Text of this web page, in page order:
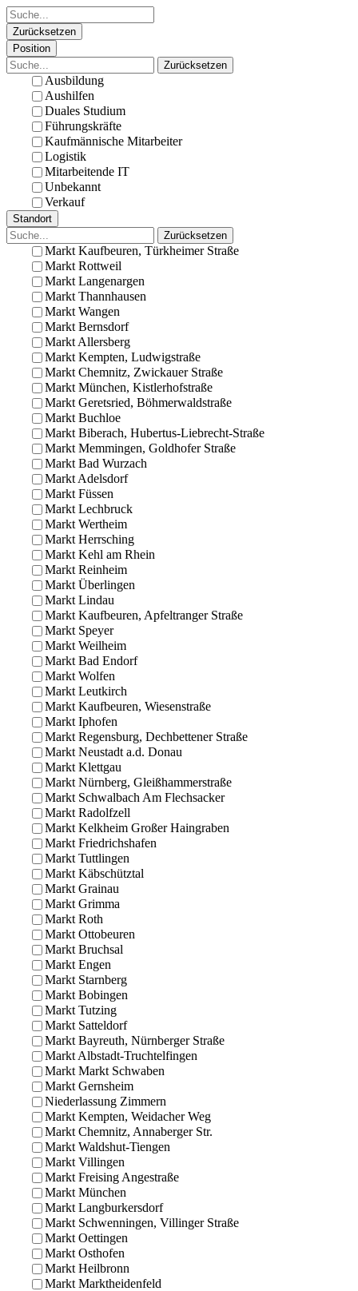
Zurücksetzen
Position
Zurücksetzen
Ausbildung
Aushilfen
Duales Studium
Führungskräfte
Kaufmännische Mitarbeiter
Logistik
Mitarbeitende IT
Unbekannt
Verkauf
Standort
Zurücksetzen
Markt Kaufbeuren, Türkheimer Straße
Markt Rottweil
Markt Langenargen
Markt Thannhausen
Markt Wangen
Markt Bernsdorf
Markt Allersberg
Markt Kempten, Ludwigstraße
Markt Chemnitz, Zwickauer Straße
Markt München, Kistlerhofstraße
Markt Geretsried, Böhmerwaldstraße
Markt Buchloe
Markt Biberach, Hubertus-Liebrecht-Straße
Markt Memmingen, Goldhofer Straße
Markt Bad Wurzach
Markt Adelsdorf
Markt Füssen
Markt Lechbruck
Markt Wertheim
Markt Herrsching
Markt Kehl am Rhein
Markt Reinheim
Markt Überlingen
Markt Lindau
Markt Kaufbeuren, Apfeltranger Straße
Markt Speyer
Markt Weilheim
Markt Bad Endorf
Markt Wolfen
Markt Leutkirch
Markt Kaufbeuren, Wiesenstraße
Markt Iphofen
Markt Regensburg, Dechbettener Straße
Markt Neustadt a.d. Donau
Markt Klettgau
Markt Nürnberg, Gleißhammerstraße
Markt Schwalbach Am Flechsacker
Markt Radolfzell
Markt Kelkheim Großer Haingraben
Markt Friedrichshafen
Markt Tuttlingen
Markt Käbschütztal
Markt Grainau
Markt Grimma
Markt Roth
Markt Ottobeuren
Markt Bruchsal
Markt Engen
Markt Starnberg
Markt Bobingen
Markt Tutzing
Markt Satteldorf
Markt Bayreuth, Nürnberger Straße
Markt Albstadt-Truchtelfingen
Markt Markt Schwaben
Markt Gernsheim
Niederlassung Zimmern
Markt Kempten, Weidacher Weg
Markt Chemnitz, Annaberger Str.
Markt Waldshut-Tiengen
Markt Villingen
Markt Freising Angestraße
Markt München
Markt Langburkersdorf
Markt Schwenningen, Villinger Straße
Markt Oettingen
Markt Osthofen
Markt Heilbronn
Markt Marktheidenfeld